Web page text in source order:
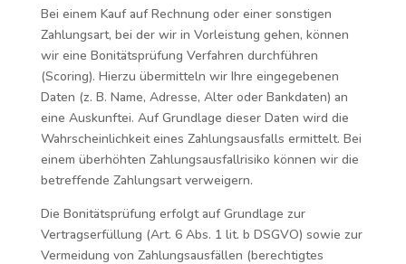
Bei einem Kauf auf Rechnung oder einer sonstigen
Zahlungsart, bei der wir in Vorleistung gehen, können
wir eine Bonitätsprüfung Verfahren durchführen
(Scoring). Hierzu übermitteln wir Ihre eingegebenen
Daten (z. B. Name, Adresse, Alter oder Bankdaten) an
eine Auskunftei. Auf Grundlage dieser Daten wird die
Wahrscheinlichkeit eines Zahlungsausfalls ermittelt. Bei
einem überhöhten Zahlungsausfallrisiko können wir die
betreffende Zahlungsart verweigern.
Die Bonitätsprüfung erfolgt auf Grundlage zur
Vertragserfüllung (Art. 6 Abs. 1 lit. b DSGVO) sowie zur
Vermeidung von Zahlungsausfällen (berechtigtes